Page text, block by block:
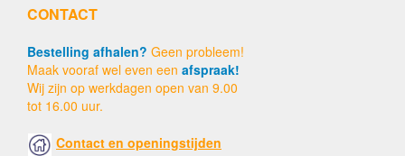
CONTACT
Bestelling afhalen? Geen probleem!
Maak vooraf wel even een afspraak!
Wij zijn op werkdagen open van 9.00
tot 16.00 uur.
Contact en openingstijden